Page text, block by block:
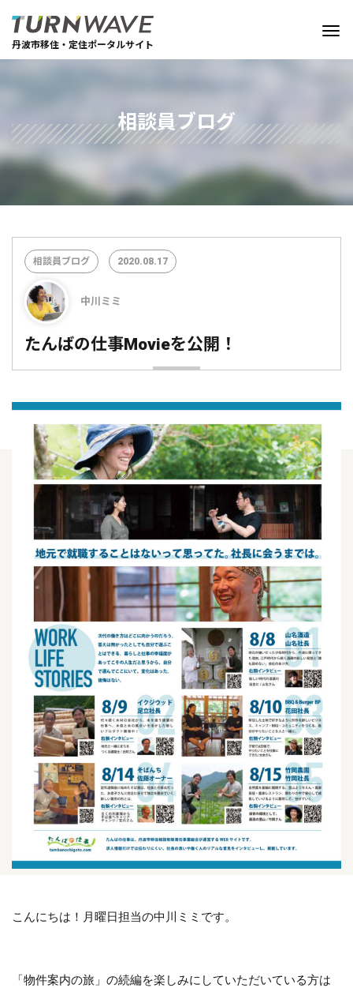
丹波市移住・定住ポータルサイト
相談員ブログ
相談員ブログ 2020.08.17
中川ミミ
たんばの仕事Movieを公開！
こんにちは！月曜日担当の中川ミミです。
「物件案内の旅」の続編を楽しみにしていただいている方は